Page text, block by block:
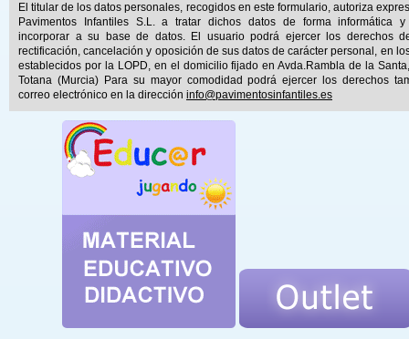
El titular de los datos personales, recogidos en este formulario, autoriza
Pavimentos Infantiles S.L. a tratar dichos datos de forma informática y
incorporar a su base de datos. El usuario podrá ejercer los derechos
rectificación, cancelación y oposición de sus datos de carácter personal, en
establecidos por la LOPD, en el domicilio fijado en Avda.Rambla de la
Totana (Murcia) Para su mayor comodidad podrá ejercer los derechos
correo electrónico en la dirección info@pavimentosinfantiles.es